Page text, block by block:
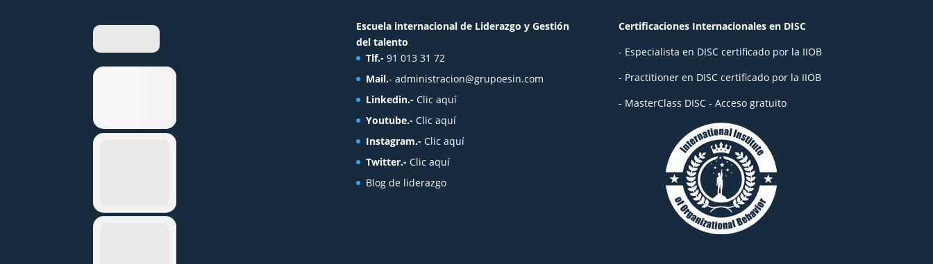
Escuela internacional de Liderazgo y Gestión
del talento
Tlf.- 91 013 31 72
Mail.- administracion@grupoesin.com
Linkedin.- Clic aquí
Youtube.- Clic aquí
Instagram.- Clic aquí
Twitter.- Clic aquí
Blog de liderazgo
Certificaciones Internacionales en DISC
- Especialista en DISC certificado por la IIOB
- Practitioner en DISC certificado por la IIOB
- MasterClass DISC - Acceso gratuito